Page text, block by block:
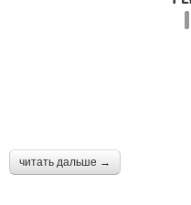
читать дальше →